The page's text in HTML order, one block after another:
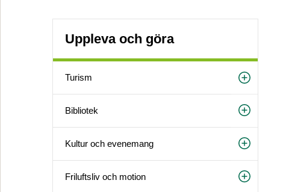
Uppleva och göra
Turism
Bibliotek
Kultur och evenemang
Friluftsliv och motion